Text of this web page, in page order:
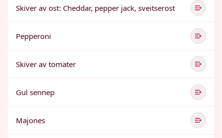
Skiver av ost: Cheddar, pepper jack, sveitserost
Pepperoni
Skiver av tomater
Gul sennep
Majones